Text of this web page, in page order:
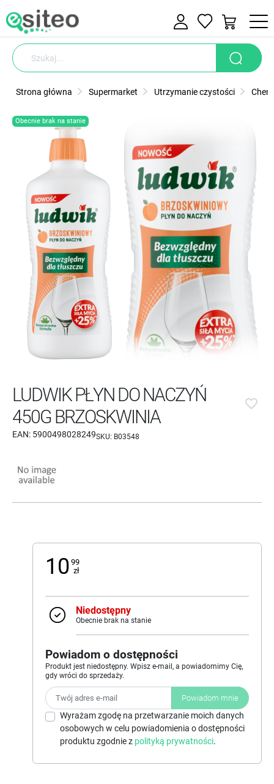
Strona główna Supermarket Utrzymanie czystości
Obecnie brak na stanie
LUDWIK PŁYN DO NACZYŃ
450G BRZOSKWINIA
EAN: 5900498028249SKU: B03548
favorite_border
10 99
zł
Niedostępny
Obecnie brak na stanie
Powiadom o dostępności
Produkt jest niedostępny. Wpisz e-mail, a powiadomimy Cię,
gdy wróci do sprzedaży.
Powiadom mnie
Wyrażam zgodę na przetwarzanie moich danych
osobowych w celu powiadomienia o dostępności
produktu zgodnie z polityką prywatności.